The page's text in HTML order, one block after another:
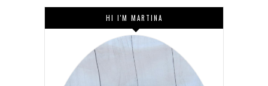
HI I'M MARTINA